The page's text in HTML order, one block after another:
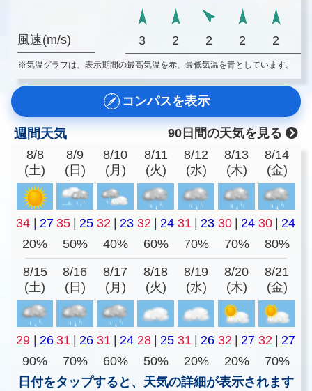
風速(m/s) 3 2 2 2 2
※気温グラフは、表示期間の最高気温を赤、最低気温を青としています。
コンパスを表示
週間天気
90日間の天気を見る
8/8
(土)
8/9
(日)
8/10
(月)
8/11
(火)
8/12
(水)
8/13
(木)
8/14
(金)
34 | 27 35 | 25 32 | 23 32 | 24 31 | 23 30 | 24 30 | 24
20%
50% 40% 60% 70% 70% 80%
8/15
(土)
8/16
(日)
8/17
(月)
8/18
(火)
8/19
(水)
8/20
(木)
8/21
(金)
29 26 31 26 31 24 28 25 31 26 32 27 32
27
90%
70% 60% 50% 20% 20%
70%
日付をタップすると、天気の詳細が表示されます